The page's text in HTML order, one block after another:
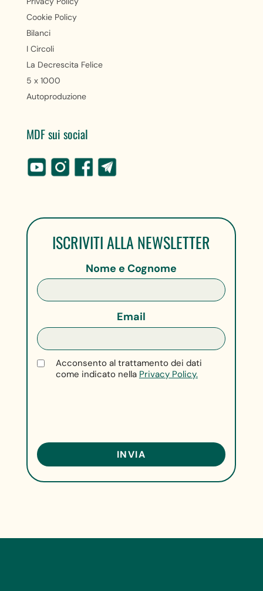
Cookie Policy
Bilanci
I Circoli
La Decrescita Felice
5 x 1000
Autoproduzione
MDF sui social
ISCRIVITI ALLA NEWSLETTER
Nome e Cognome
Email
Acconsento al trattamento dei dati
come indicato nella Privacy Policy.